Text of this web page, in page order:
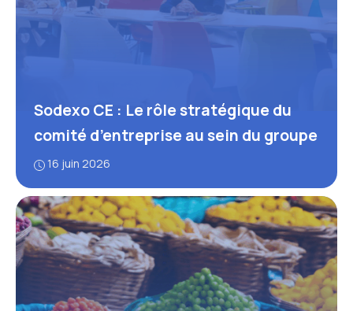
Sodexo CE : Le rôle stratégique du
comité d’entreprise au sein du groupe
16 juin 2026